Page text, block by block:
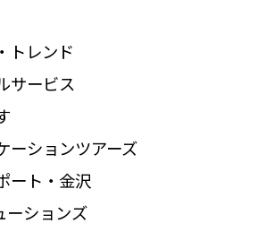
トレンド
サービス
ーションツアーズ
ート・金沢
ーションズ